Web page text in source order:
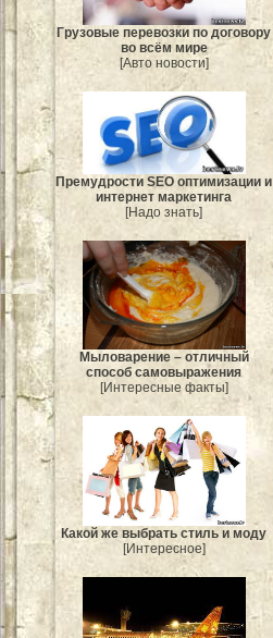
Грузовые перевозки по договору
во всём мире
[Авто новости]
Премудрости SEO оптимизации и
интернет маркетинга
[Надо знать]
Мыловарение – отличный
способ самовыражения
[Интересные факты]
Какой же выбрать стиль и моду
[Интересное]